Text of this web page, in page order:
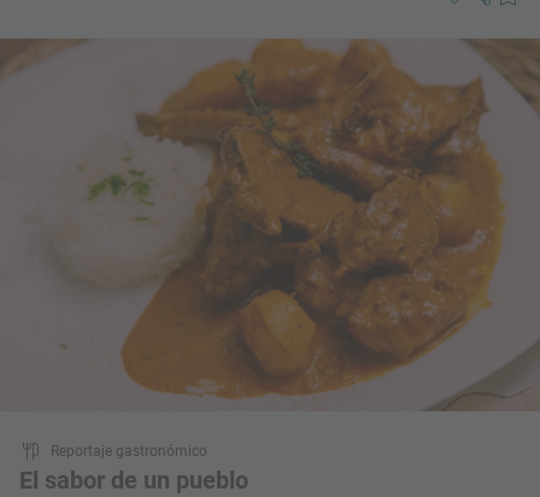
Reportaje gastronómico
El sabor de un pueblo